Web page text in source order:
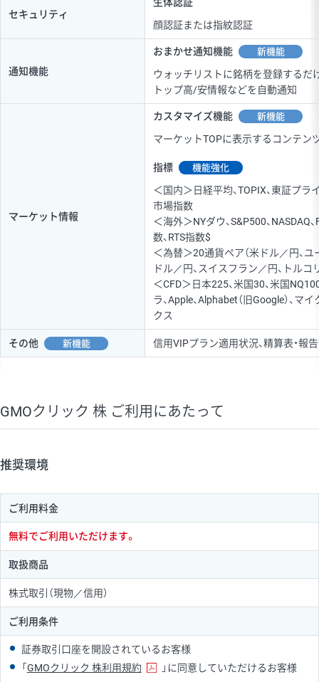
セキュリティ
顔認証または指紋認証
通知機能
おまかせ通知機能 新機能
ウォッチリストに銘柄を登録するだ
トップ高/安情報などを自動通知
マーケット情報
カスタマイズ機能 新機能
マーケットTOPに表示するコンテン
指標 機能強化
＜国内＞日経平均、TOPIX、東証プ
市場指数
＜海外＞NYダウ、S&P500、NASDAQ
数、RTS指数$
＜為替＞20通貨ペア（米ドル／円、ユ
ドル／円、スイスフラン／円、トルコ
＜CFD＞日本225、米国30、米国
ラ、Apple、Alphabet（旧Google）、
クス
その他 新機能 信用VIPプラン適用状況、精算表・報告
GMOクリック 株 ご利用にあたって
推奨環境
ご利用料金
無料でご利用いただけます。
取扱商品
株式取引（現物／信用）
ご利用条件
証券取引口座を開設されているお客様
「 GMOクリック 株利用規約 」に同意していただけるお客様